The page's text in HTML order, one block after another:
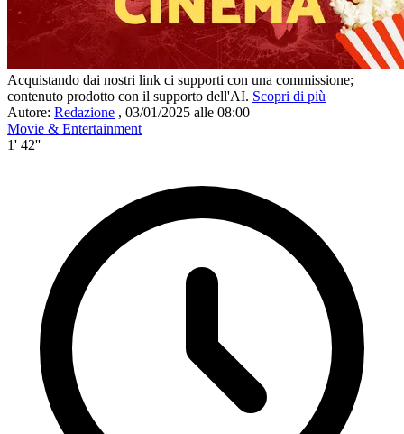
Acquistando dai nostri link ci supporti con una commissione;
contenuto prodotto con il supporto dell'AI. Scopri di più
Autore: Redazione , 03/01/2025 alle 08:00
Movie & Entertainment
1' 42''